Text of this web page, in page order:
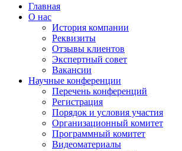
Главная
О нас
История компании
Реквизиты
Отзывы клиентов
Экспертный совет
Вакансии
Научные конференции
Перечень конференций
Регистрация
Порядок и условия участия
Организационный комитет
Программный комитет
Видеоматериалы